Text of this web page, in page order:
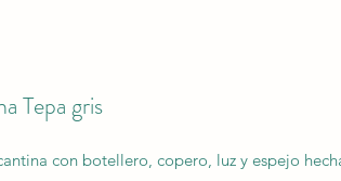
Tepa gris
con botellero, copero, luz y espejo